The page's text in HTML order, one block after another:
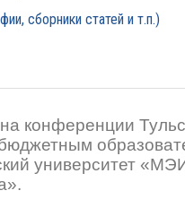
сборники статей и т.п.)
конференции
университет